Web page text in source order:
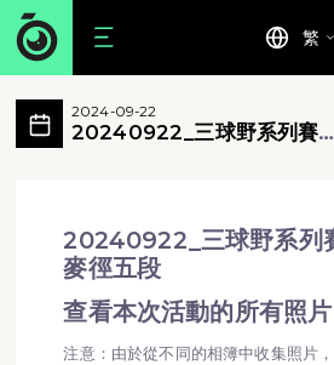
繁
20240922_三球野系
20240922_三球野系列賽
2024-09-22
20240922_三球野系列賽畢
20240922_三球野系列
麥徑五段
查看本次活動的所有照片
注意：由於從不同的相簿中收集照片